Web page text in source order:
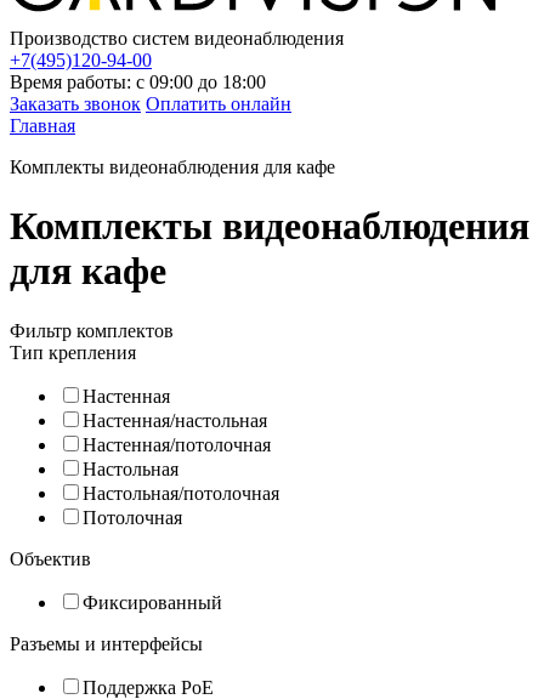
Производство систем видеонаблюдения
+7(495)120-94-00
Время работы: с 09:00 до 18:00
Заказать звонок Оплатить онлайн
Главная
Комплекты видеонаблюдения для кафе
Комплекты видеонаблюдения
для кафе
Фильтр комплектов
Тип крепления
Настенная
Настенная/настольная
Настенная/потолочная
Настольная
Настольная/потолочная
Потолочная
Объектив
Фиксированный
Разъемы и интерфейсы
Поддержка PoE